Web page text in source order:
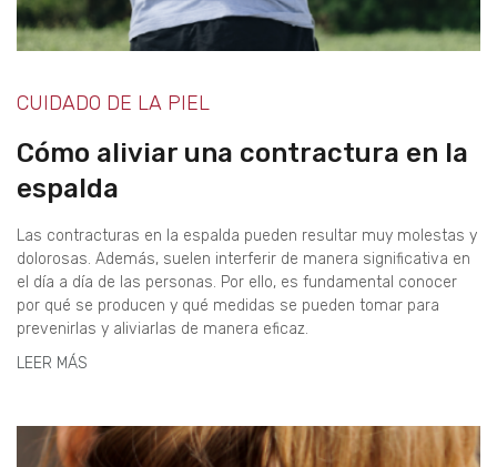
CUIDADO DE LA PIEL
Cómo aliviar una contractura en la
espalda
Las contracturas en la espalda pueden resultar muy molestas y
dolorosas. Además, suelen interferir de manera significativa en
el día a día de las personas. Por ello, es fundamental conocer
por qué se producen y qué medidas se pueden tomar para
prevenirlas y aliviarlas de manera eficaz.
LEER MÁS